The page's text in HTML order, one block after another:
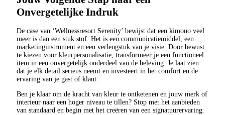
Onvergetelijke Indruk
De case van ‘Wellnessresort Serenity’ bewijst dat een kimono veel
meer is dan een stuk stof. Het is een communicatiemiddel, een
marketinginstrument en een verlengstuk van je visie. Door bewust
te kiezen voor kleurpersonalisatie, transformeer je een functioneel
item in een onvergetelijk onderdeel van de beleving. Je laat zien
dat je elk detail serieus neemt en investeert in het comfort en de
ervaring van je gast of klant.
Ben je klaar om de kracht van kleur te ontketenen en jouw merk of
interieur naar een hoger niveau te tillen? Stop met het aanbieden
van standaard en begin met het creëren van een signatuurervaring.